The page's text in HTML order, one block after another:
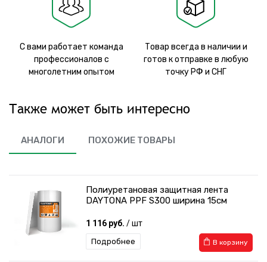
С вами работает команда
профессионалов с
многолетним опытом
Товар всегда в наличии и
готов к отправке в любую
точку РФ и СНГ
Также может быть интересно
АНАЛОГИ ПОХОЖИЕ ТОВАРЫ
Полиуретановая защитная лента
DAYTONA PPF S300 ширина 15см
1 116 руб. / шт
В корзину
Подробнее